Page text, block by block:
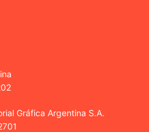
Gráfica Argentina S.A.